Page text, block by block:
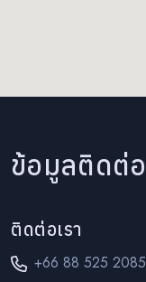
ข้อมูลติดต่อ
ติดต่อเรา
+66 88 525 2085